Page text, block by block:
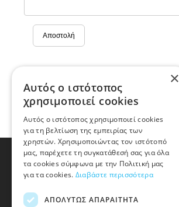
Αποστολή
Όροι Χρήσης Προσωπικά Δεδομένα
×
Αυτός ο ιστότοπος
χρησιμοποιεί cookies
Αυτός ο ιστότοπος χρησιμοποιεί cookies
για τη βελτίωση της εμπειρίας των
χρηστών. Χρησιμοποιώντας τον ιστότοπό
μας, παρέχετε τη συγκατάθεσή σας για όλα
τα cookies σύμφωνα με την Πολιτική μας
για τα cookies. Διαβάστε περισσότερα
ΑΠΟΛΎΤΩΣ ΑΠΑΡΑΊΤΗΤΑ